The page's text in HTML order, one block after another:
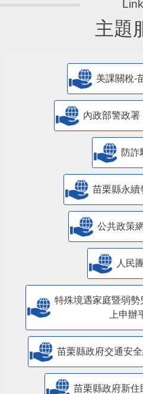
主題
美課關稅-
內政部警政署
防詐
苗栗縣永續
公共政策
人民
特殊境遇家庭暨弱
上申辦
苗栗縣政府交通安全
苗栗縣政府新住